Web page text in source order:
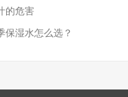
的危害
保湿水怎么选？